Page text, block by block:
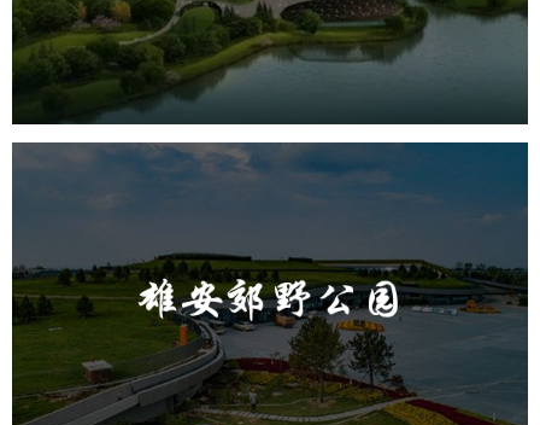
旅游休闲 公园 AI人工智能 智慧公园
智能步道
AR太极
智能大数据平台
公园 AI人工智能 智慧公园
智能照明系统
智能垃圾桶